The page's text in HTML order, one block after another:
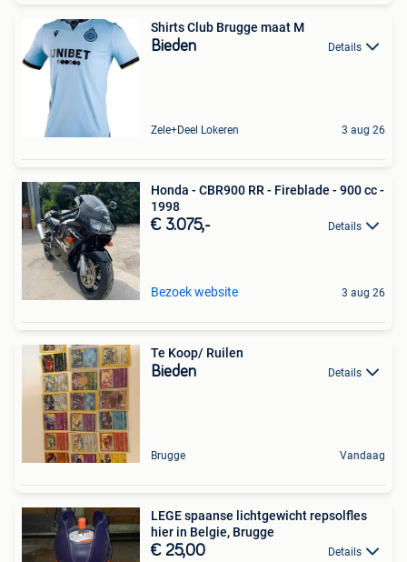
Shirts Club Brugge maat M
Bieden Details
Zele+Deel Lokeren 3 aug 26
Honda - CBR900 RR - Fireblade - 900 cc -
1998
€ 3.075,- Details
Bezoek website 3 aug 26
Te Koop/ Ruilen
Bieden Details
Brugge Vandaag
LEGE spaanse lichtgewicht repsolfles
hier in Belgie, Brugge
€ 25,00 Details